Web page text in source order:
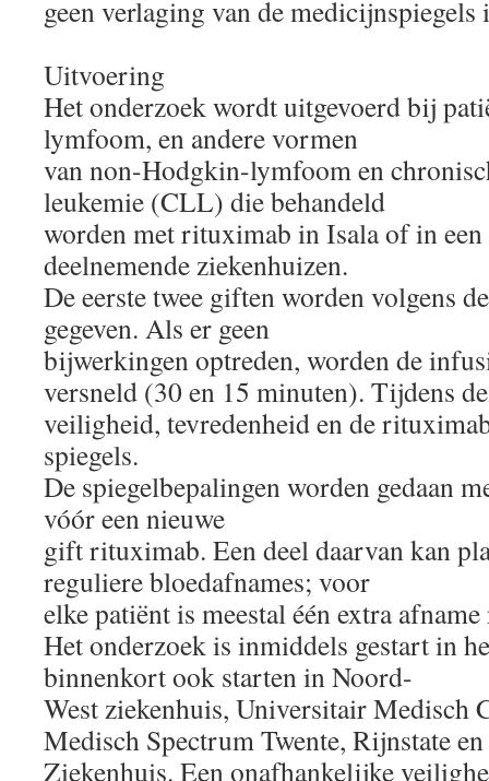
geen verlaging van de medicijnspiegels
Uitvoering
Het onderzoek wordt uitgevoerd bij
lymfoom, en andere vormen
van non-Hodgkin-lymfoom en
leukemie (CLL) die behandeld
worden met rituximab in Isala of in
deelnemende ziekenhuizen.
De eerste twee giften worden volgens
gegeven. Als er geen
bijwerkingen optreden, worden de
versneld (30 en 15 minuten). Tijdens
veiligheid, tevredenheid en de
spiegels.
De spiegelbepalingen worden gedaan
vóór een nieuwe
gift rituximab. Een deel daarvan kan
reguliere bloedafnames; voor
elke patiënt is meestal één extra
Het onderzoek is inmiddels gestart in
binnenkort ook starten in Noord-
West ziekenhuis, Universitair Medisch
Medisch Spectrum Twente, Rijnstate
Ziekenhuis. Een onafhankelijke